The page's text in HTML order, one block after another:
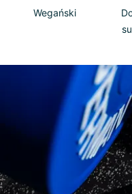
Wegański